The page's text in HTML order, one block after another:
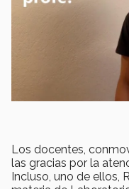
Los docentes,
las gracias por la
Incluso, uno de ellos,